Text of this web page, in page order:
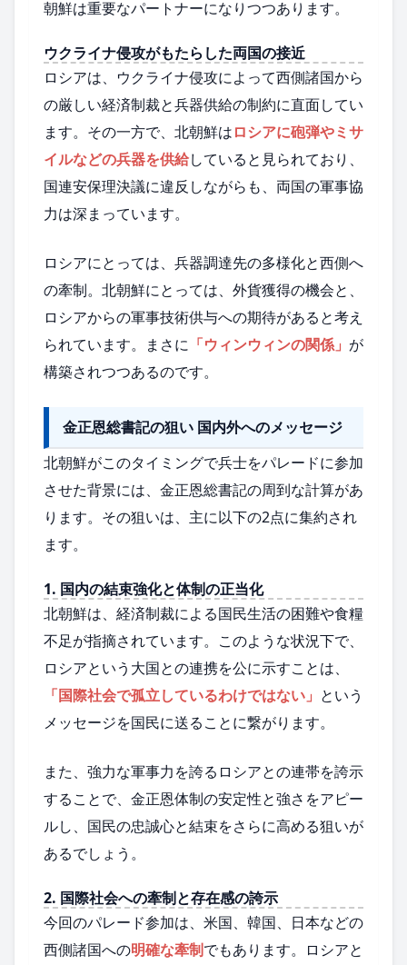
朝鮮は重要なパートナーになりつつあります。
ウクライナ侵攻がもたらした両国の接近
ロシアは、ウクライナ侵攻によって西側諸国から
の厳しい経済制裁と兵器供給の制約に直面してい
ます。その一方で、北朝鮮はロシアに砲弾やミサ
イルなどの兵器を供給していると見られており、
国連安保理決議に違反しながらも、両国の軍事協
力は深まっています。
ロシアにとっては、兵器調達先の多様化と西側へ
の牽制。北朝鮮にとっては、外貨獲得の機会と、
ロシアからの軍事技術供与への期待があると考え
られています。まさに 「ウィンウィンの関係」 が
構築されつつあるのです。
金正恩総書記の狙い 国内外へのメッセージ
北朝鮮がこのタイミングで兵士をパレードに参加
させた背景には、金正恩総書記の周到な計算があ
ります。その狙いは、主に以下の2点に集約され
ます。
1. 国内の結束強化と体制の正当化
北朝鮮は、経済制裁による国民生活の困難や食糧
不足が指摘されています。このような状況下で、
ロシアという大国との連携を公に示すことは、
「国際社会で孤立しているわけではない」 という
メッセージを国民に送ることに繋がります。
また、強力な軍事力を誇るロシアとの連帯を誇示
することで、金正恩体制の安定性と強さをアピー
ルし、国民の忠誠心と結束をさらに高める狙いが
あるでしょう。
2. 国際社会への牽制と存在感の誇示
今回のパレード参加は、米国、韓国、日本などの
西側諸国への明確な牽制でもあります。ロシアと